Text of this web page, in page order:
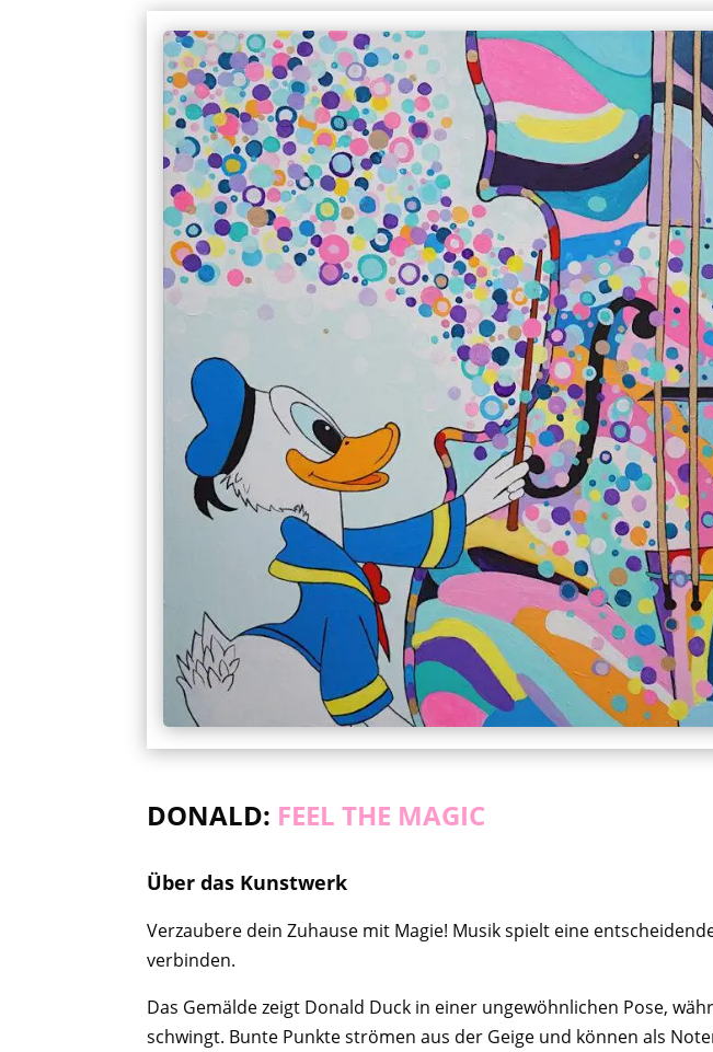
DONALD: FEEL THE MAGIC
Über das Kunstwerk
Verzaubere dein Zuhause mit Magie! Musik spielt eine
verbinden.
Das Gemälde zeigt Donald Duck in einer ungewöhnlichen Pose,
schwingt. Bunte Punkte strömen aus der Geige und können als